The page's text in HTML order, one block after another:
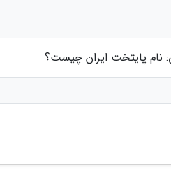
نام پایتخت ایران چیست؟